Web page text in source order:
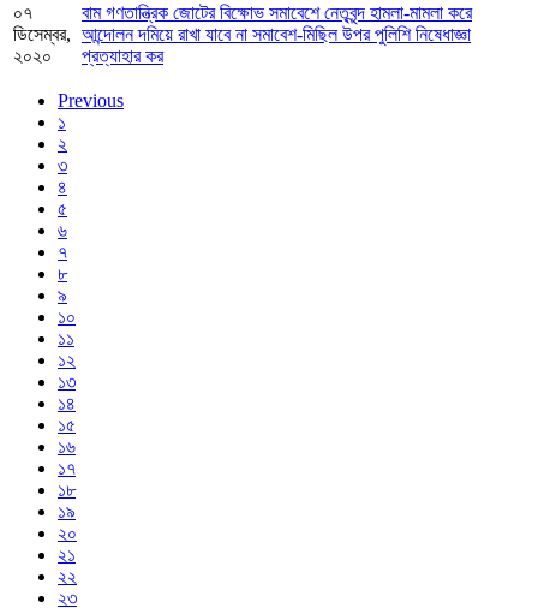
০৭
ডিসেম্বর,
২০২০
বাম গণতান্ত্রিক জোটের বিক্ষোভ সমাবেশে নেতৃবৃন্দ হামলা-মামলা করে
আন্দোলন দমিয়ে রাখা যাবে না সমাবেশ-মিছিল উপর পুলিশি নিষেধাজ্ঞা
প্রত্যাহার কর
Previous
১
২
৩
৪
৫
৬
৭
৮
৯
১০
১১
১২
১৩
১৪
১৫
১৬
১৭
১৮
১৯
২০
২১
২২
২৩